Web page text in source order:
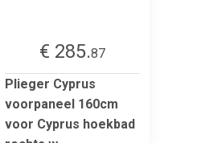
€ 285.87
Plieger Cyprus
voorpaneel 160cm
voor Cyprus hoekbad